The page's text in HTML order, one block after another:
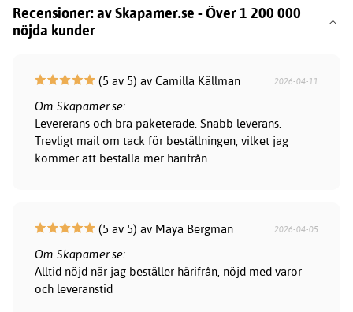
Recensioner: av Skapamer.se - Över 1 200 000
nöjda kunder
(5 av 5) av Camilla Källman 2026-04-11
Om Skapamer.se:
Levererans och bra paketerade. Snabb leverans.
Trevligt mail om tack för beställningen, vilket jag
kommer att beställa mer härifrån.
(5 av 5) av Maya Bergman 2026-04-05
Om Skapamer.se:
Alltid nöjd när jag beställer härifrån, nöjd med varor
och leveranstid